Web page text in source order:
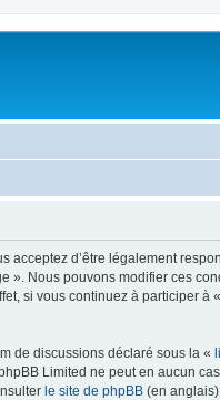
acceptez d’être légalement
Nous pouvons modifier ces
si vous continuez à participer à
de discussions déclaré sous la «
Limited ne peut en aucun
le site de phpBB (en anglais).